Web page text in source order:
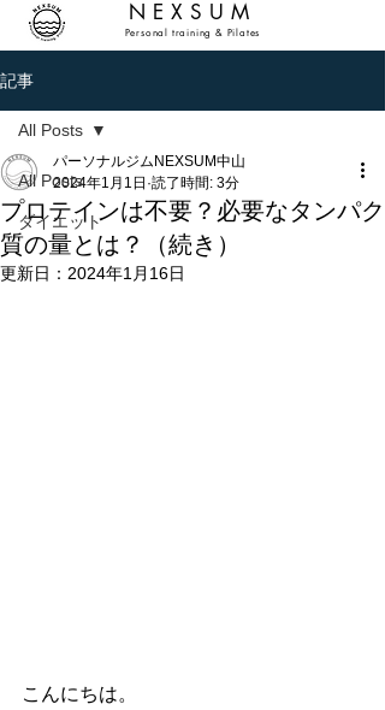
NEXSUM
Personal training & Pilates
記事
All Posts
ダイエット
All Posts
プロテインは不要？必要なタンパク
質の量とは？（続き）
パーソナルジムNEXSUM中山
2024年1月1日 読了時間: 3分
更新日： 2024年1月16日
こんにちは。